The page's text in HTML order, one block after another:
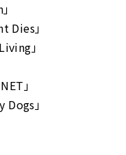
Dies」
」
」
」